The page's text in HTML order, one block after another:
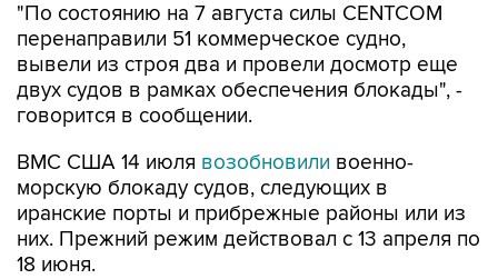
"По состоянию на 7 августа силы CENTCOM
перенаправили 51 коммерческое судно,
вывели из строя два и провели досмотр еще
двух судов в рамках обеспечения блокады", -
говорится в сообщении.
ВМС США 14 июля возобновили военно-
морскую блокаду судов, следующих в
иранские порты и прибрежные районы или из
них. Прежний режим действовал с 13 апреля по
18 июня.